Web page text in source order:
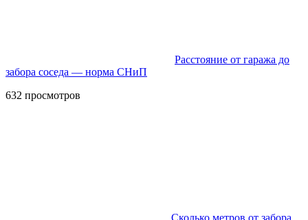
Расстояние от гаража до
забора соседа — норма СНиП
632 просмотров